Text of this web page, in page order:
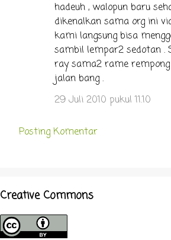
hadeuh , walopun baru
dikenalkan sama org ini
kami langsung bisa
sambil lempar2 sedotan .
ray sama2 rame
jalan bang .
29 Juli 2010 pukul 11.10
Posting Komentar
Creative Commons